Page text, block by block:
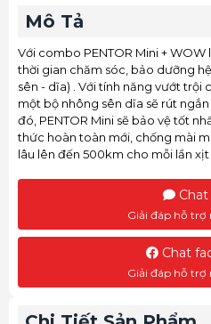
Mô Tả
Với combo PENTOR Mini +
thời gian chăm sóc, bảo dưỡng
sên - dĩa) . Với tính năng vướt trội
một bộ nhông sên dĩa sẽ rút
đó, PENTOR Mini sẽ bảo vệ tốt
thức hoàn toàn mới, chống mài
lâu lên đến 500km cho mỗi lần xịt
Chat
Giải đáp hỗ trợ
Chat
Giải đáp hỗ trợ